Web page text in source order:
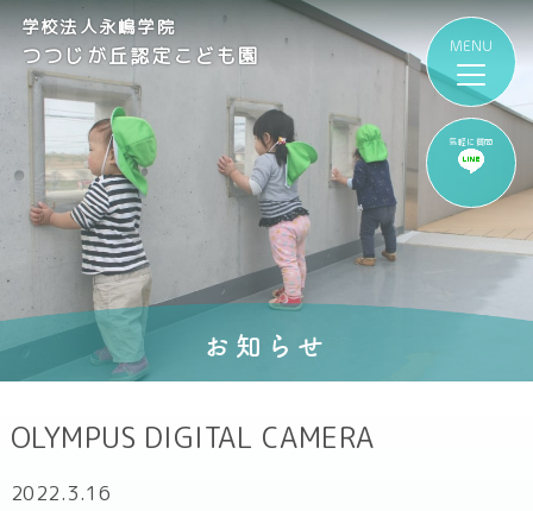
気軽に質問
学校法人永嶋学院
つつじが丘認定こども園
お知らせ
OLYMPUS DIGITAL CAMERA
2022.3.16